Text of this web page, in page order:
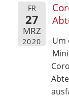
FR
27
MRZ
2020
Um